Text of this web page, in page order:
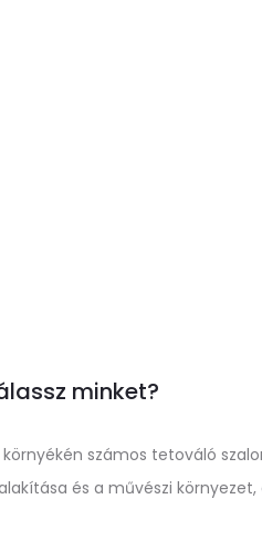
minket?
környékén számos tetováló
és a művészi